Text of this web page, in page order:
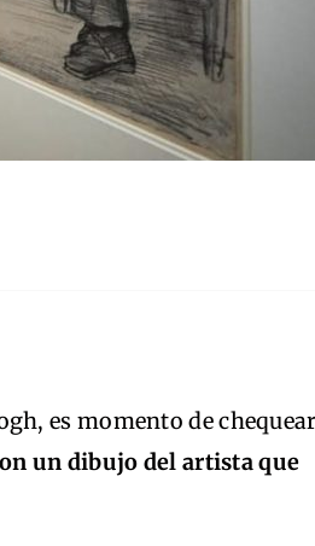
es momento de chequear
un dibujo del artista que